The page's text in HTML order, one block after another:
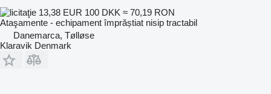
13,38 EUR 100 DKK ≈ 70,19 RON
Ataşamente - echipament împrăștiat nisip tractabil
Danemarca, Tølløse
Klaravik Denmark